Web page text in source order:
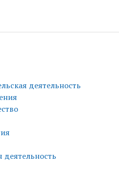
деятельность